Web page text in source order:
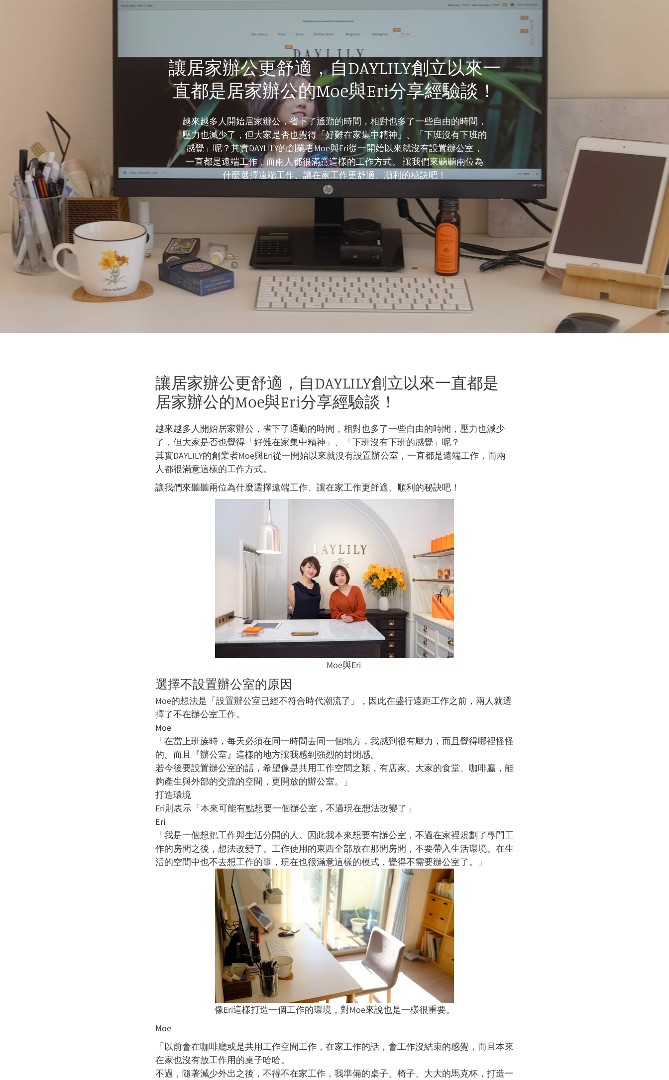
讓居家辦公更舒適，自DAYLILY創立以來一
直都是居家辦公的Moe與Eri分享經驗談！
越來越多人開始居家辦公，省下了通勤的時間，相對也多了一些自由的時間，
壓力也減少了，但大家是否也覺得「好難在家集中精神」、「下班沒有下班的
感覺」呢？其實DAYLILY的創業者Moe與Eri從一開始以來就沒有設置辦公室，
一直都是遠端工作，而兩人都很滿意這樣的工作方式。 讓我們來聽聽兩位為
什麼選擇遠端工作、讓在家工作更舒適、順利的秘訣吧！
讓居家辦公更舒適，自DAYLILY創立以來一直都是
居家辦公的Moe與Eri分享經驗談！
越來越多人開始居家辦公，省下了通勤的時間，相對也多了一些自由的時間，壓力也減少
了，但大家是否也覺得「好難在家集中精神」、「下班沒有下班的感覺」呢？
其實DAYLILY的創業者Moe與Eri從一開始以來就沒有設置辦公室，一直都是遠端工作，而兩
人都很滿意這樣的工作方式。
讓我們來聽聽兩位為什麼選擇遠端工作、讓在家工作更舒適、順利的秘訣吧！
Moe與Eri
選擇不設置辦公室的原因
Moe的想法是「設置辦公室已經不符合時代潮流了」，因此在盛行遠距工作之前，兩人就選
擇了不在辦公室工作。
Moe
「在當上班族時，每天必須在同一時間去同一個地方，我感到很有壓力，而且覺得哪裡怪怪
的。而且『辦公室』這樣的地方讓我感到強烈的封閉感。
若今後要設置辦公室的話，希望像是共用工作空間之類，有店家、大家的食堂、咖啡廳，能
夠產生與外部的交流的空間，更開放的辦公室。」
打造環境
Eri則表示「本來可能有點想要一個辦公室，不過現在想法改變了」
Eri
「我是一個想把工作與生活分開的人。因此我本來想要有辦公室，不過在家裡規劃了專門工
作的房間之後，想法改變了。工作使用的東西全部放在那間房間，不要帶入生活環境。在生
活的空間中也不去想工作的事，現在也很滿意這樣的模式，覺得不需要辦公室了。」
像Eri這樣打造一個工作的環境，對Moe來說也是一樣很重要。
Moe
「以前會在咖啡廳或是共用工作空間工作，在家工作的話，會工作沒結束的感覺，而且本來
在家也沒有放工作用的桌子哈哈。
不過，隨著減少外出之後，不得不在家工作，我準備的桌子、椅子、大大的馬克杯，打造一